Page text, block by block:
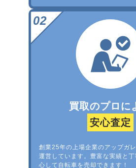
買取のプロに
安心査定
創業25年の上場企業のアップガ
運営しています。豊富な実績と
心して自転車を売却できます！